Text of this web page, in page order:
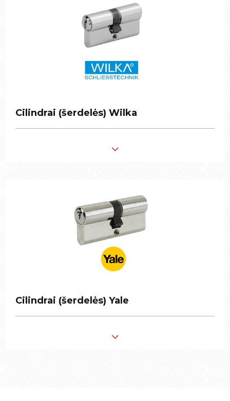
Cilindrai (šerdelės) Wilka
Cilindrai (šerdelės) Wilka
Cilindrai (šerdelės) Yale
Cilindrai (šerdelės) Yale